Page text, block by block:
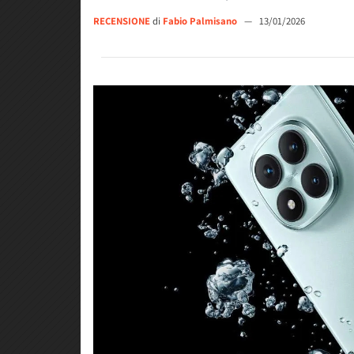
RECENSIONEdi Fabio Palmisano — 13/01/2026